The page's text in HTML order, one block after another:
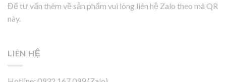
Để tư vấn thêm về sản phẩm vui lòng liên hệ Zalo theo mã QR
này.
LIÊN HỆ